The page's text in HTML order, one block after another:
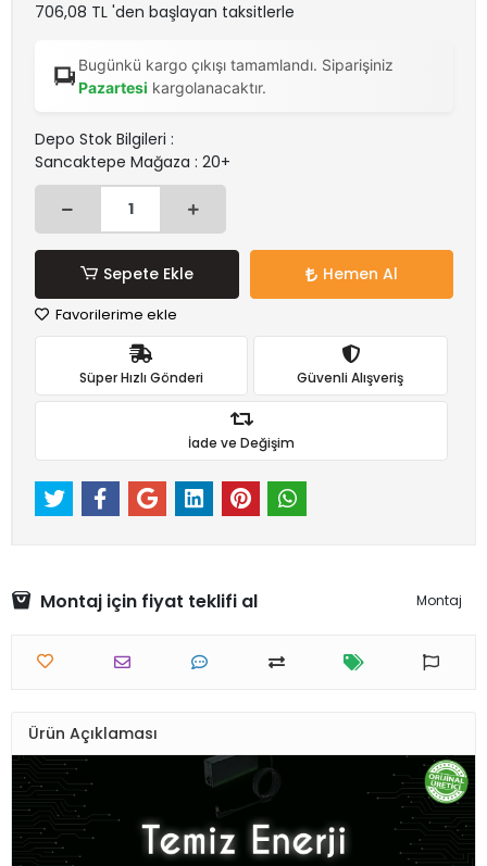
706,08 TL 'den başlayan taksitlerle
Bugünkü kargo çıkışı tamamlandı. Siparişiniz
Pazartesi kargolanacaktır.
Depo Stok Bilgileri :
Sancaktepe Mağaza : 20+
Sepete Ekle Hemen Al
Favorilerime ekle
Süper Hızlı Gönderi Güvenli Alışveriş
İade ve Değişim
Montaj için fiyat teklifi al Montaj
Ürün Açıklaması